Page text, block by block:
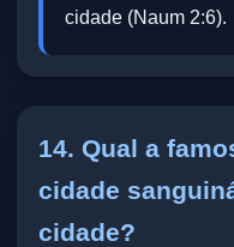
cidade (Naum 2:6).
14. Qual a
cidade
cidade?